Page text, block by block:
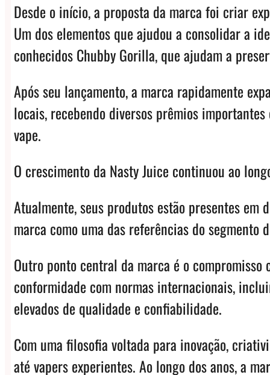
Desde o início, a proposta da marca foi criar
Um dos elementos que ajudou a consolidar a
conhecidos Chubby Gorilla, que ajudam a
Após seu lançamento, a marca rapidamente
locais, recebendo diversos prêmios
vape.
O crescimento da Nasty Juice continuou ao
Atualmente, seus produtos estão presentes
marca como uma das referências do segmento
Outro ponto central da marca é o
conformidade com normas internacionais,
elevados de qualidade e confiabilidade.
Com uma filosofia voltada para inovação,
até vapers experientes. Ao longo dos anos, a